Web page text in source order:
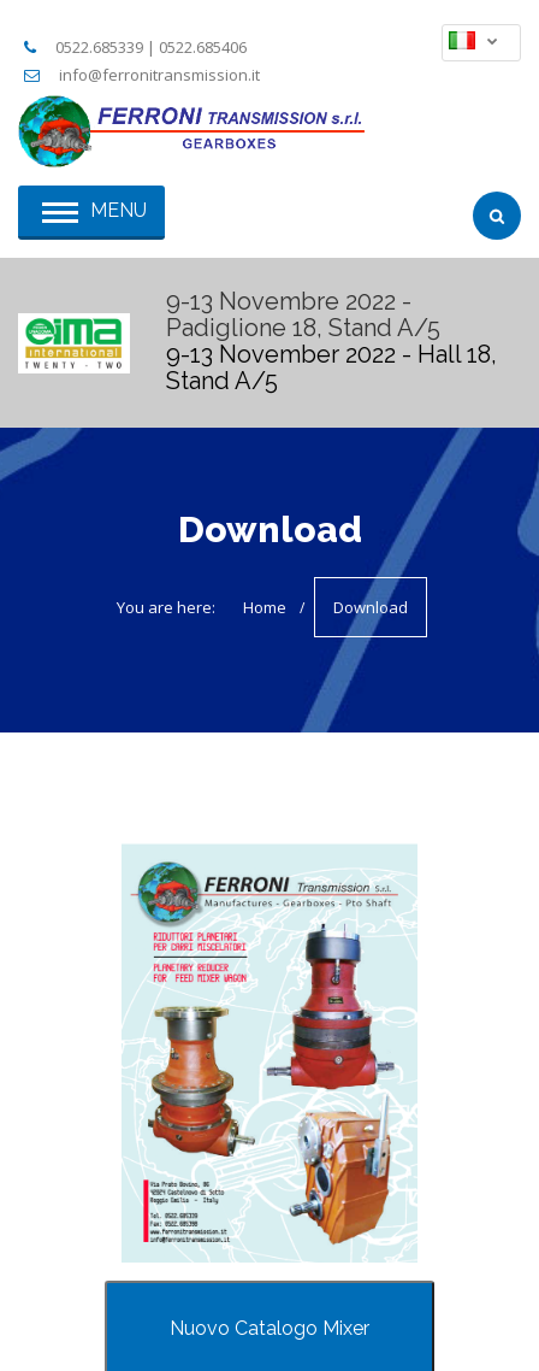
0522.685339 | 0522.685406
info@ferronitransmission.it
MENU
9-13 Novembre 2022 -
Padiglione 18, Stand A/5
9-13 November 2022 - Hall 18,
Stand A/5
Download
You are here: Home Download
Nuovo Catalogo Mixer